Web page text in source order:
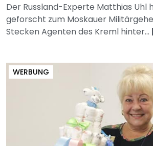
Der Russland-Experte Matthias Uhl
geforscht zum Moskauer
Stecken Agenten des Kreml hinter... |
WERBUNG